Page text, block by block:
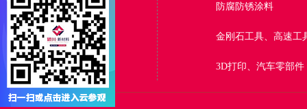
磷铁粉 铁钛粉
云母氧化铁 铁铜预合金
铜锡预合金 定制合金粉
防腐防锈涂料
金刚石工具、高速工
3D打印、汽车零部件